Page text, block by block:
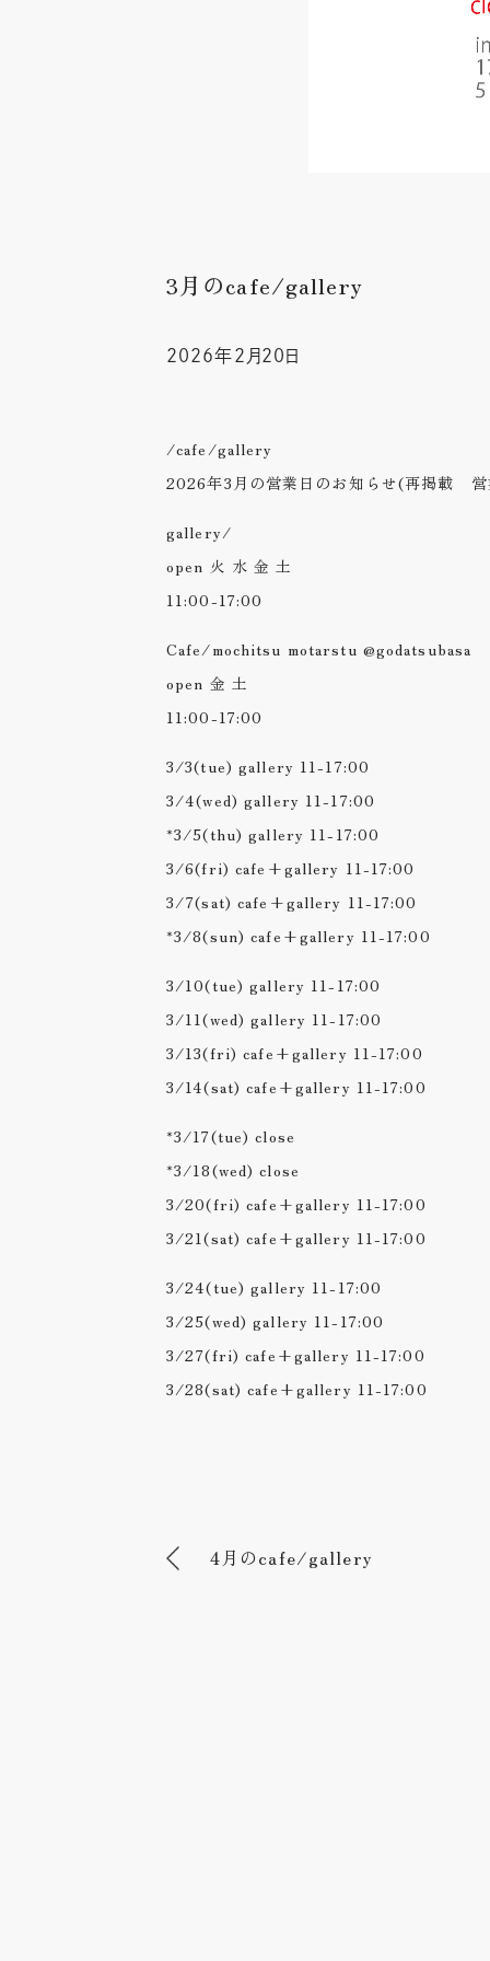
3月のcafe/gallery
2026年2月20日
/cafe/gallery
2026年3月の営業日のお知らせ(再掲載 営
gallery/
open 火 水 金 土
11:00-17:00
Cafe/mochitsu motarstu @godatsubasa
open 金 土
11:00-17:00
3/3(tue) gallery 11-17:00
3/4(wed) gallery 11-17:00
*3/5(thu) gallery 11-17:00
3/6(fri) cafe+gallery 11-17:00
3/7(sat) cafe+gallery 11-17:00
*3/8(sun) cafe+gallery 11-17:00
3/10(tue) gallery 11-17:00
3/11(wed) gallery 11-17:00
3/13(fri) cafe+gallery 11-17:00
3/14(sat) cafe+gallery 11-17:00
*3/17(tue) close
*3/18(wed) close
3/20(fri) cafe+gallery 11-17:00
3/21(sat) cafe+gallery 11-17:00
3/24(tue) gallery 11-17:00
3/25(wed) gallery 11-17:00
3/27(fri) cafe+gallery 11-17:00
3/28(sat) cafe+gallery 11-17:00
4月のcafe/gallery